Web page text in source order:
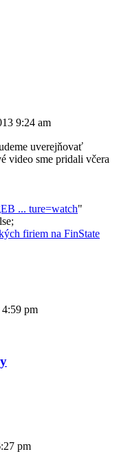
9:24 am
uverejňovať
video sme pridali včera
... ture=watch"
firiem na FinState
pm
pm